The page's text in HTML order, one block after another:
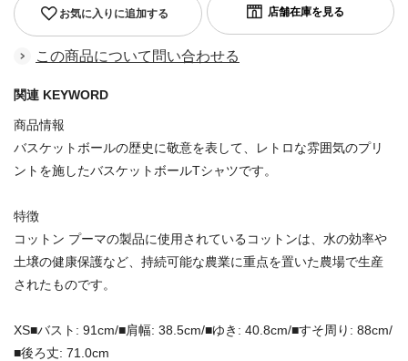
お気に入りに追加する
この商品について問い合わせる
関連 KEYWORD
商品情報
バスケットボールの歴史に敬意を表して、レトロな雰囲気のプリ
ントを施したバスケットボールTシャツです。
特徴
コットン プーマの製品に使用されているコットンは、水の効率や
土壌の健康保護など、持続可能な農業に重点を置いた農場で生産
されたものです。
XS■バスト: 91cm/■肩幅: 38.5cm/■ゆき: 40.8cm/■すそ周り: 88cm/
■後ろ丈: 71.0cm